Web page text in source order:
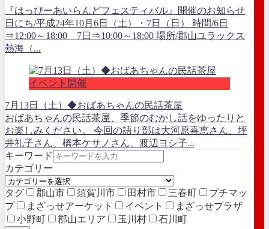
『はっぴーあいらんどフェスティバル』開催のお知らせ
日にち/平成24年10月6日（土）・7日（日） 時間/6日
⇒12:00～18:00 7日⇒10:00～18:00 場所/郡山ユラックス
熱海（...
イベント開催
7月13日（土）◆おばあちゃんの民話茶屋
おばあちゃんの民話茶屋、季節のむかし話をゆったりと
お楽しみください。 今回の語り部は大河原喜恵さん、坪
井礼子さん、橋本ケサノさん、渡辺ヨシ子...
キーワード
カテゴリー
タグ 郡山市 須賀川市 田村市 三春町
プチマッ
プ
まざっせアーケット イベント
まざっせプラザ
小野町
郡山エリア 玉川村 石川町